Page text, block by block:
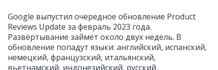
Google выпустил очередное обновление Product
Reviews Update за февраль 2023 года.
Развёртывание займёт около двух недель. В
обновление попадут языки: английский, испанский,
немецкий, французский, итальянский,
вьетнамский, индонезийский, русский,